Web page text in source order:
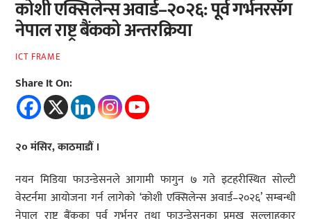
कोशी एक्सिलेन्स अवार्ड–२०२६: पूर्व गर्भनरसँग
नेपाल राष्ट्र बैंकको अन्तरक्रिया
ICT FRAME
Share It On:
२० मंसिर, काठमाडौं ।
नयन मिडिया फाउन्डेसनले आगामी फागुन ७ गते इटहरीस्थित सोल्टी
वेस्टर्नमा आयोजना गर्न लागेको ‘कोशी एक्सिलेन्स अवार्ड–२०२६’ सम्बन्धी